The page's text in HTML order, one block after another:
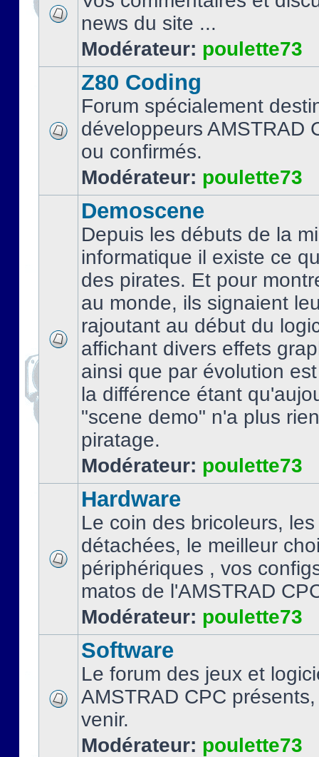
news du site ...
Modérateur: poulette73
Z80 Coding
Forum spécialement
développeurs AMSTRAD
ou confirmés.
Modérateur: poulette73
Demoscene
Depuis les débuts de la
informatique il existe ce
des pirates. Et pour
au monde, ils signaient
rajoutant au début du
affichant divers effets
ainsi que par évolution
la différence étant
"scene demo" n'a plus
piratage.
Modérateur: poulette73
Hardware
Le coin des bricoleurs,
détachées, le meilleur
périphériques , vos
matos de l'AMSTRAD
Modérateur: poulette73
Software
Le forum des jeux et
AMSTRAD CPC
venir.
Modérateur: poulette73